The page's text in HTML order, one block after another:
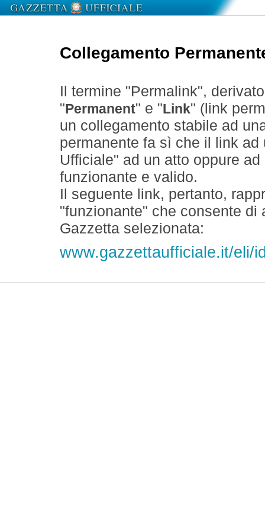
Collegamento
Il termine "Permalink",
" Permanent" e " Link" (link
un collegamento stabile ad
permanente fa sì che il link
Ufficiale" ad un atto oppure
funzionante e valido.
Il seguente link, pertanto,
"funzionante" che consente
Gazzetta selezionata:
www.gazzettaufficiale.it/eli/